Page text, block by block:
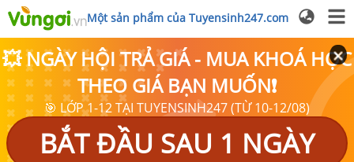
Một sản phẩm của Tuyensinh247.com
💥 NGÀY HỘI TRẢ GIÁ - MUA KHOÁ HỌC
THEO GIÁ BẠN MUỐN❗
🎯 LỚP 1-12 TẠI TUYENSINH247 (TỪ 10-12/08)
BẮT ĐẦU SAU 1 NGÀY